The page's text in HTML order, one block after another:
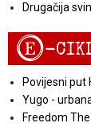
Drugačija
E-
Povijesni put
Yugo -
Freedom